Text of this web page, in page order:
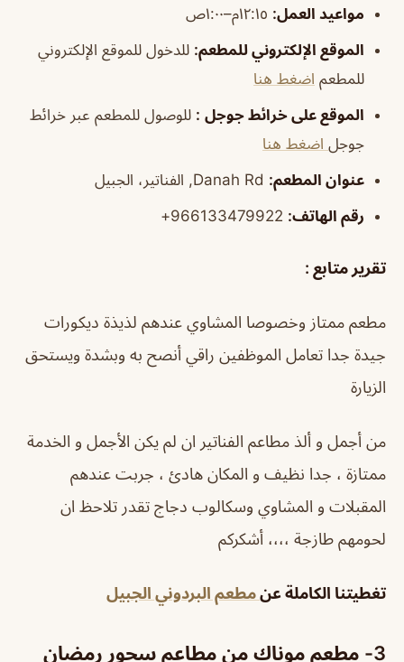
مواعيد العمل:
الموقع الإلكتروني للمطعم: للدخول للموقع الإلكتروني
للمطعم اضغط هنا
الموقع على خرائط جوجل : للوصول للمطعم عبر خرائط
جوجل اضغط هنا
عنوان المطعم:
رقم الهاتف: 966133479922+
تقرير متابع :
مطعم ممتاز وخصوصا المشاوي عندهم لذيذة ديكورات
جيدة جدا تعامل الموظفين راقي أنصح به وبشدة ويستحق
الزيارة
من أجمل و ألذ مطاعم الفناتير ان لم يكن الأجمل و الخدمة
ممتازة ، جدا نظيف و المكان هادئ ، جربت عندهم
المقبلات و المشاوي وسكالوب دجاج تقدر تلاحظ ان
لحومهم طازجة ،،،، أشكركم
تغطيتنا الكاملة عنمطعم البردوني الجبيل
3-
مطعم موناك من مطاعم سحور رمضان